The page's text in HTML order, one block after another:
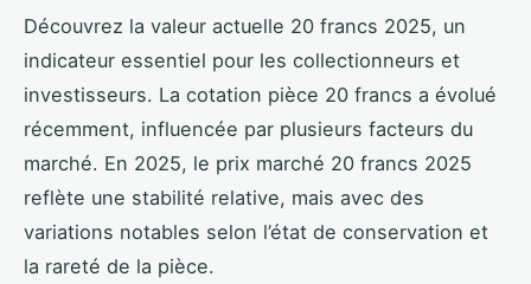
Découvrez la valeur actuelle 20 francs 2025, un
indicateur essentiel pour les collectionneurs et
investisseurs. La cotation pièce 20 francs a évolué
récemment, influencée par plusieurs facteurs du
marché. En 2025, le prix marché 20 francs 2025
reflète une stabilité relative, mais avec des
variations notables selon l’état de conservation et
la rareté de la pièce.